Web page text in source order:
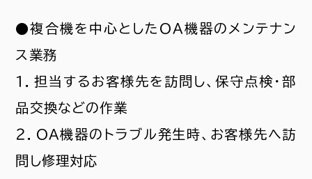
●複合機を中心としたＯＡ機器のメンテナン
ス業務
１．担当するお客様先を訪問し、保守点検・部
品交換などの作業
２．ＯＡ機器のトラブル発生時、お客様先へ訪
問し修理対応